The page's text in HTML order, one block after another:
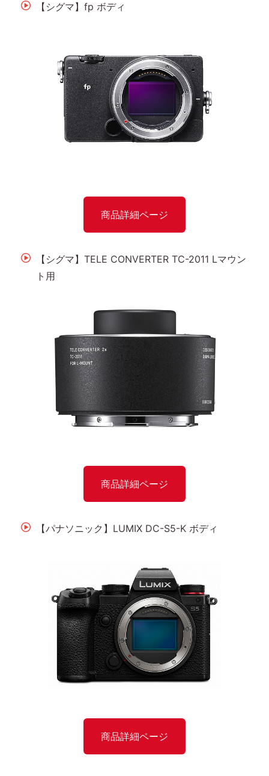
【シグマ】fp ボディ
商品詳細ページ
【シグマ】TELE CONVERTER TC-2011 Lマウン
ト用
商品詳細ページ
【パナソニック】LUMIX DC-S5-K ボディ
商品詳細ページ